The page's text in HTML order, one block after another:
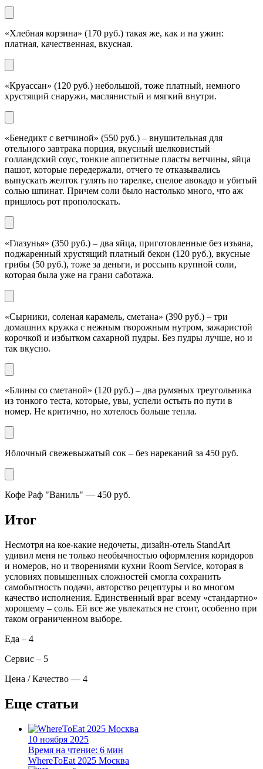
«Хлебная корзина» (170 руб.) такая же, как и на ужин:
платная, качественная, вкусная.
«Круассан» (120 руб.) небольшой, тоже платный, немного
хрустящий снаружи, маслянистый и мягкий внутри.
«Бенедикт с ветчиной» (550 руб.) – внушительная для
отельного завтрака порция, вкусный шелковистый
голландский соус, тонкие аппетитные пласты ветчины, яйца
пашот, которые передержали, отчего те отказывались
выпускать желток гулять по тарелке, спелое авокадо и убитый
солью шпинат. Причем соли было настолько много, что аж
пришлось рот прополоскать.
«Глазунья» (350 руб.) – два яйца, приготовленные без изъяна,
поджаренный хрустящий платный бекон (120 руб.), вкусные
грибы (50 руб.), тоже за деньги, и россыпь крупной соли,
которая была уже на грани саботажа.
«Сырники, соленая карамель, сметана» (390 руб.) – три
домашних кружка с нежным творожным нутром, зажаристой
корочкой и избытком сахарной пудры. Без пудры лучше, но и
так вкусно.
«Блины со сметаной» (120 руб.) – два румяных треугольника
из тонкого теста, которые, увы, успели остыть по пути в
номер. Не критично, но хотелось больше тепла.
Яблочный свежевыжатый сок – без нареканий за 450 руб.
Кофе Раф "Ваниль" — 450 руб.
Итог
Несмотря на кое-какие недочеты, дизайн-отель StandArt
удивил меня не только необычностью оформления коридоров
и номеров, но и творениями кухни Room Service, которая в
условиях повышенных сложностей смогла сохранить
самобытность подачи, авторство рецептуры и во многом
качество исполнения. Единственный враг всему «стандартно»
хорошему – соль. Ей все же увлекаться не стоит, особенно при
таком ограниченном выборе.
Еда – 4
Сервис – 5
Цена / Качество — 4
Еще статьи
10 ноября 2025
Время на чтение: 6 мин
WhereToEat 2025 Москва